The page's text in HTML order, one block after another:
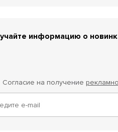
информацию о
Согласие на получение